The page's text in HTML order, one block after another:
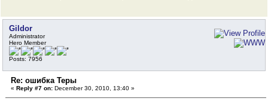
Gildor
Administrator
Hero Member
Posts: 7956
Re: ошибка Теры
« Reply #7 on: December 30, 2010, 13:40 »